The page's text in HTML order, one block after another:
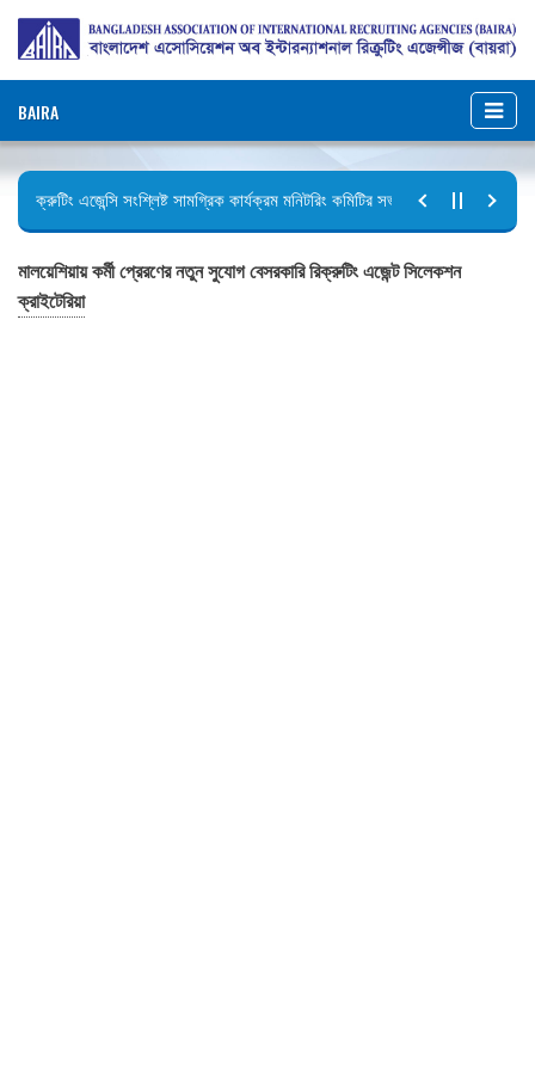
BAIRA
রিক্রুটিং এজেন্সি সংশ্লিষ্ট সামগ্রিক কার্যক্রম মনিটরিং কমিটির সভার কার্যবিবরণী প্রেরণ।
মালয়েশিয়ায় কর্মী প্রেরণের নতুন সুযোগ বেসরকারি রিক্রুটিং এজেন্ট সিলেকশন
ক্রাইটেরিয়া